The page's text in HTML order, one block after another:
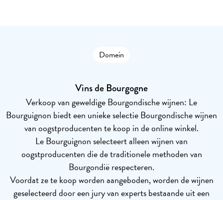
Domein
Vins de Bourgogne
Verkoop van geweldige Bourgondische wijnen: Le
Bourguignon biedt een unieke selectie Bourgondische wijnen
van oogstproducenten te koop in de online winkel.
Le Bourguignon selecteert alleen wijnen van
oogstproducenten die de traditionele methoden van
Bourgondië respecteren.
Voordat ze te koop worden aangeboden, worden de wijnen
geselecteerd door een jury van experts bestaande uit een